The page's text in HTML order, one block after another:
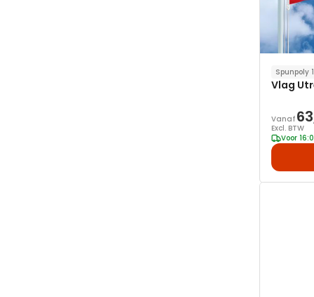
Spunpoly
Vlag
Vanaf
Excl. BTW
Voor